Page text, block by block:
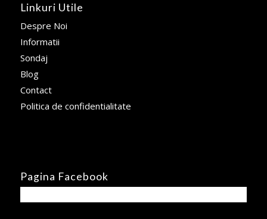
Linkuri Utile
Despre Noi
Informatii
Sondaj
Blog
Contact
Politica de confidentialitate
Pagina Facebook